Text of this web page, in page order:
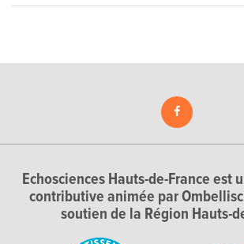
Echosciences Hauts-de-France est
contributive animée par
soutien de la Région Hauts-